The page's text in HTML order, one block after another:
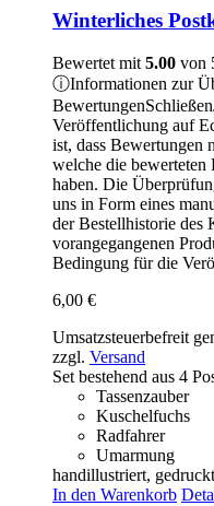
Winterliches
Bewertet mit 5.00 von
ⓘInformationen zur
BewertungenSchließen
Veröffentlichung auf
ist, dass Bewertungen
welche die bewerteten
haben. Die
uns in Form eines
der Bestellhistorie des
vorangegangenen
Bedingung für die
6,00 €
Umsatzsteuerbefreit
zzgl. Versand
Set bestehend aus 4
Tassenzauber
Kuschelfuchs
Radfahrer
Umarmung
handillustriert,
In den Warenkorb